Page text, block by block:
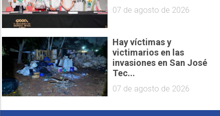
07 de agosto de 2026
Hay víctimas y
victimarios en las
invasiones en San José
Tec...
07 de agosto de 2026